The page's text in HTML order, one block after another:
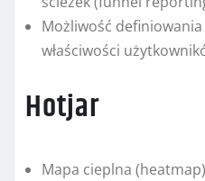
Możliwość definiowania
właściwości
Hotjar
Mapa cieplna